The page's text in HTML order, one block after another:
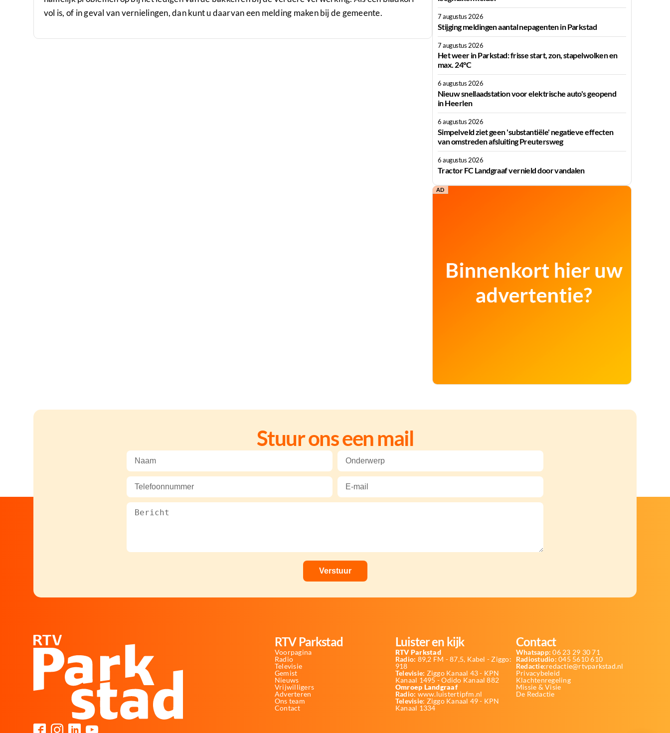
vol is, of in geval van vernielingen, dan kunt u daarvan een melding maken bij de gemeente.
7 augustus 2026
Stijging meldingen aantal nepagenten in Parkstad
7 augustus 2026
Het weer in Parkstad: frisse start, zon, stapelwolken en
max. 24°C
6 augustus 2026
Nieuw snellaadstation voor elektrische auto's geopend
in Heerlen
6 augustus 2026
Simpelveld ziet geen 'substantiële' negatieve effecten
van omstreden afsluiting Preutersweg
6 augustus 2026
Tractor FC Landgraaf vernield door vandalen
AD
Stuur ons een mail
RTV Parkstad
Voorpagina
Radio
Televisie
Gemist
Nieuws
Vrijwilligers
Adverteren
Ons team
Contact
Luister en kijk
RTV Parkstad
Radio: 89,2 FM - 87,5, Kabel - Ziggo:
918
Televisie: Ziggo Kanaal 43 - KPN
Kanaal 1495 - Odido Kanaal 882
Omroep Landgraaf
Radio: www.luistertipfm.nl
Televisie: Ziggo Kanaal 49 - KPN
Kanaal 1334
Contact
Whatsapp: 06 23 29 30 71
Radiostudio: 045 5610 610
Redactie:redactie@rtvparkstad.nl
Privacybeleid
Klachtenregeling
Missie & Visie
De Redactie